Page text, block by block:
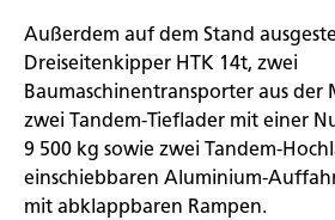
Außerdem auf dem Stand
Dreiseitenkipper HTK 14t, zwei
Baumaschinentransporter aus der
zwei Tandem-Tieflader mit einer
9 500 kg sowie zwei Tandem-
einschiebbaren Aluminium-
mit abklappbaren Rampen.